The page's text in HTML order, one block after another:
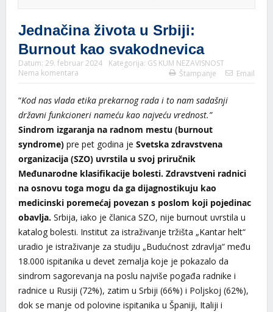
Jednačina života u Srbiji:
Burnout kao svakodnevica
Datum: 29. februar 2024 Kategorija: GS KUM NEZAVISNOST
Nema komentara
Štampanje Email
“Kod nas vlada etika prekarnog rada i to nam sadašnji
državni funkcioneri nameću kao najveću vrednost.”
Sindrom izgaranja na radnom mestu (burnout
syndrome)pre pet godina je Svetska zdravstvena
organizacija (SZO) uvrstila u svoj priručnik
Međunarodne klasifikacije bolesti. Zdravstveni radnici
na osnovu toga mogu da ga dijagnostikuju kao
medicinski poremećaj povezan s poslom koji pojedinac
obavlja. Srbija, iako je članica SZO, nije burnout uvrstila u
katalog bolesti. Institut za istraživanje tržišta „Kantar helt“
uradio je istraživanje za studiju „Budućnost zdravlja“ među
18.000 ispitanika u devet zemalja koje je pokazalo da
sindrom sagorevanja na poslu najviše pogađa radnike i
radnice u Rusiji (72%), zatim u Srbiji (66%) i Poljskoj (62%),
dok se manje od polovine ispitanika u Španiji, Italiji i